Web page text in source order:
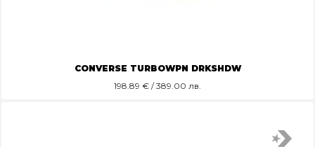
CONVERSE TURBOWPN DRKSHDW
198.89 € / 389.00 лв.